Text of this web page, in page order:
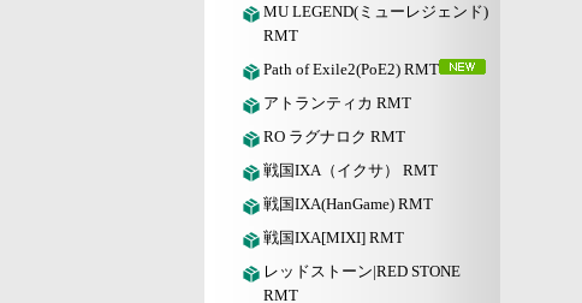
MU LEGEND(ミューレジェンド)
RMT
Path of Exile2(PoE2) RMT
アトランティカ RMT
RO ラグナロク RMT
戦国IXA（イクサ） RMT
戦国IXA(HanGame) RMT
戦国IXA[MIXI] RMT
レッドストーン|RED STONE
RMT